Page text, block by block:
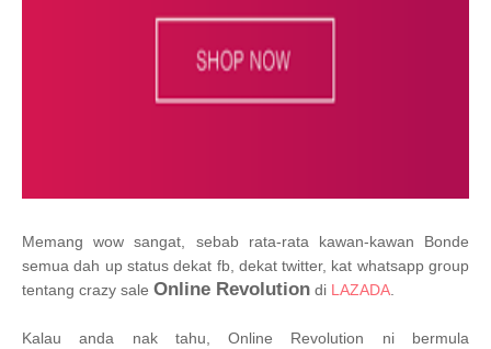
Memang wow sangat, sebab rata-rata kawan-kawan Bonde
semua dah up status dekat fb, dekat twitter, kat whatsapp group
tentang crazy sale Online Revolution di LAZADA.
Kalau anda nak tahu, Online Revolution ni bermula